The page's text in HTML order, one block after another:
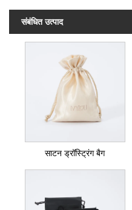
संबंधित उत्पाद
साटन ड्रॉस्ट्रिंग बैग